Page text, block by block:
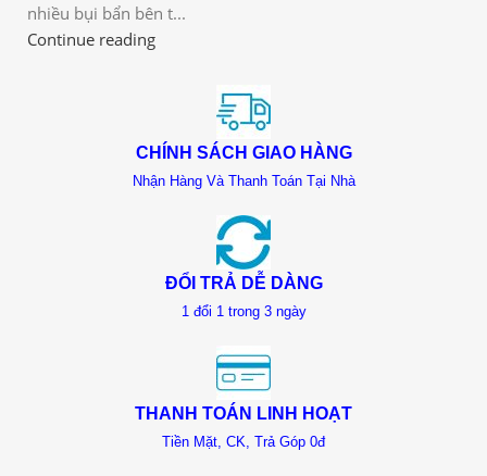
nhiều bụi bẩn bên t...
Continue reading
CHÍNH SÁCH GIAO HÀNG
Nhận Hàng Và Thanh Toán Tại Nhà
ĐỔI TRẢ DỄ DÀNG
1 đổi 1 trong 3 ngày
THANH TOÁN LINH HOẠT
Tiền Mặt, CK, Trả Góp 0đ